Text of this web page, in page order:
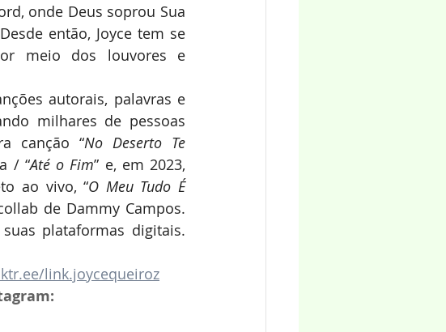
onde Deus soprou Sua
então, Joyce tem se
meio dos louvores e
autorais, palavras e
milhares de pessoas
canção “No Deserto Te
/ “Até o Fim” e, em 2023,
ao vivo, “O Meu Tudo É
de Dammy Campos.
plataformas digitais.
link.joycequeiroz